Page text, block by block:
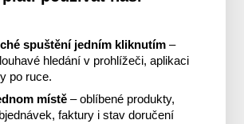
spuštění jedním kliknutím –
hledání v prohlížeči, aplikaci
po ruce.
místě – oblíbené produkty,
faktury i stav doručení